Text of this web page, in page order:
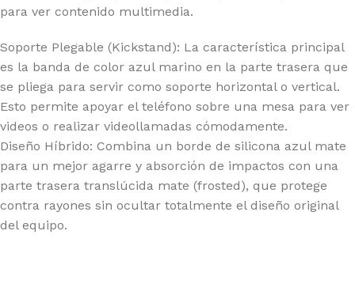
para ver contenido multimedia.
Soporte Plegable (Kickstand): La característica principal
es la banda de color azul marino en la parte trasera que
se pliega para servir como soporte horizontal o vertical.
Esto permite apoyar el teléfono sobre una mesa para ver
videos o realizar videollamadas cómodamente.
Diseño Híbrido: Combina un borde de silicona azul mate
para un mejor agarre y absorción de impactos con una
parte trasera translúcida mate (frosted), que protege
contra rayones sin ocultar totalmente el diseño original
del equipo.